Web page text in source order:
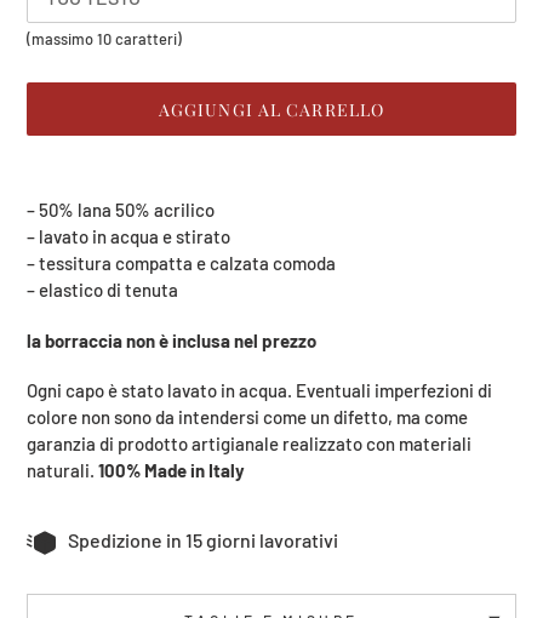
(massimo 10 caratteri)
(massimo
8
AGGIUNGI AL CARRELLO
del
prodotto
carrello
– 50% lana 50% acrilico
– lavato in acqua e stirato
– tessitura compatta e calzata comoda
– elastico di tenuta
la borraccia non è inclusa nel prezzo
Ogni capo è stato lavato in acqua. Eventuali imperfezioni di
colore non sono da intendersi come un difetto, ma come
garanzia di prodotto artigianale realizzato con materiali
naturali. 100% Made in Italy
Spedizione in 15 giorni lavorativi